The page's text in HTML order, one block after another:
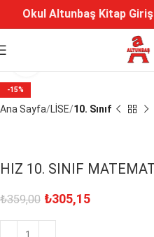
Okul Altunbaş Kitap Giriş
-15%
Büyütmek için tıklayın
Ana Sayfa LİSE 10. Sınıf
HIZ 10. SINIF
₺359,00 ₺305,15